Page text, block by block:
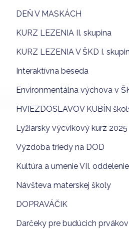
DEŇ V MASKÁCH
KURZ LEZENIA II. skupina
KURZ LEZENIA V ŠKD I.
Interaktívna beseda
Environmentálna výchova v
HVIEZDOSLAVOV KUBÍN
Lyžiarsky výcvikový kurz 2025
Výzdoba triedy na DOD
Kultúra a umenie VII.
Návšteva materskej školy
DOPRAVÁČIK
Darčeky pre budúcich prvákov